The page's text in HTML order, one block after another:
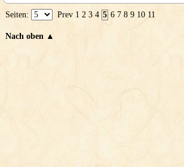
Seiten: Prev 1 2 3 4 5 6 7 8 9 10 11
Nach oben ▲